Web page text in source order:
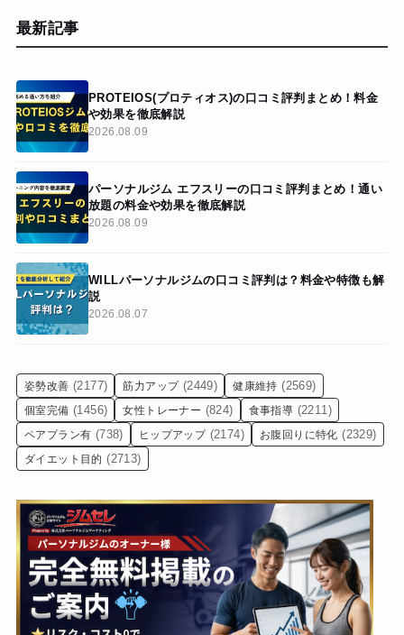
最新記事
PROTEIOS(プロティオス)の口コミ評判まとめ！料金
や効果を徹底解説
2026.08.09
パーソナルジム エフスリーの口コミ評判まとめ！通い
放題の料金や効果を徹底解説
2026.08.09
WILLパーソナルジムの口コミ評判は？料金や特徴も解
説
2026.08.07
姿勢改善 (2177) 筋力アップ (2449) 健康維持 (2569)
個室完備 (1456) 女性トレーナー (824) 食事指導 (2211)
ペアプラン有 (738) ヒップアップ (2174) お腹回りに特化 (2329)
ダイエット目的 (2713)